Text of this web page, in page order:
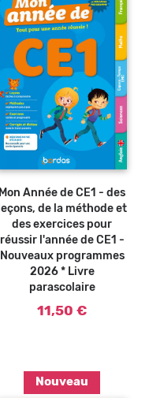
Ajouter au
Mon Année de CE1 - des
leçons, de la méthode et
des exercices pour
réussir l'année de CE1 -
Nouveaux programmes
2026 * Livre
parascolaire
11,50 €
Nouveau